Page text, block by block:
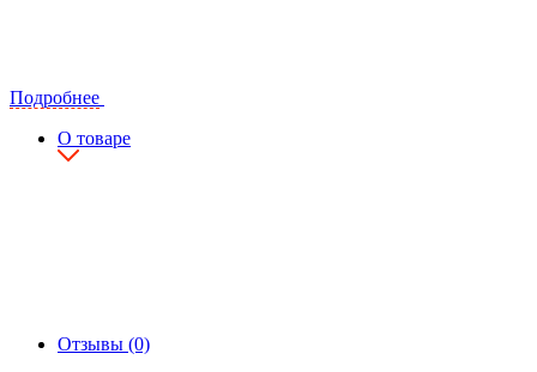
Подробнее
О товаре
Отзывы (0)